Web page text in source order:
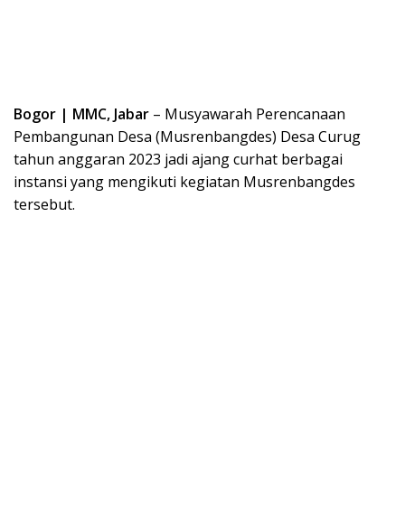
Bogor | MMC, Jabar – Musyawarah Perencanaan
Pembangunan Desa (Musrenbangdes) Desa Curug
tahun anggaran 2023 jadi ajang curhat berbagai
instansi yang mengikuti kegiatan Musrenbangdes
tersebut.